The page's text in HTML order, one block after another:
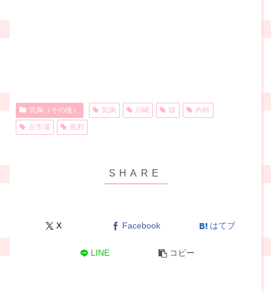
気胸（その後） 気胸 川崎 咳
内科
古市場
風邪
X Facebook はてブ
LINE コピー